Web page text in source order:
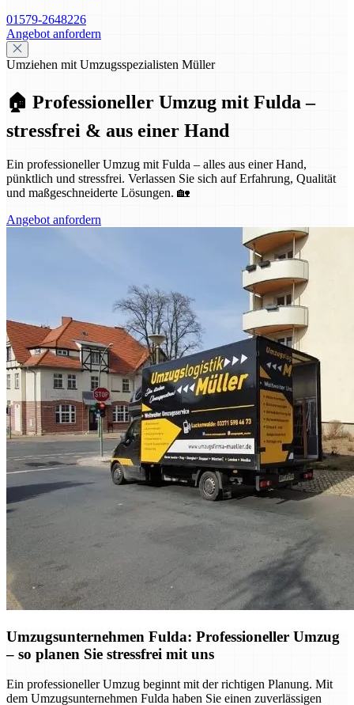
01579-2648226
Angebot anfordern
Umziehen mit Umzugsspezialisten Müller
🏠 Professioneller Umzug mit Fulda –
stressfrei & aus einer Hand
Ein professioneller Umzug mit Fulda – alles aus einer Hand,
pünktlich und stressfrei. Verlassen Sie sich auf Erfahrung, Qualität
und maßgeschneiderte Lösungen. 🏡
Angebot anfordern
Umzugsunternehmen Fulda: Professioneller Umzug
– so planen Sie stressfrei mit uns
Ein professioneller Umzug beginnt mit der richtigen Planung. Mit
dem Umzugsunternehmen Fulda haben Sie einen zuverlässigen